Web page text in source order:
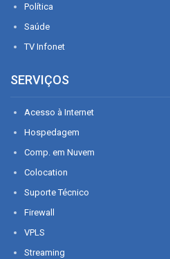
Política
Saúde
TV Infonet
SERVIÇOS
Acesso à Internet
Hospedagem
Comp. em Nuvem
Colocation
Suporte Técnico
Firewall
VPLS
Streaming